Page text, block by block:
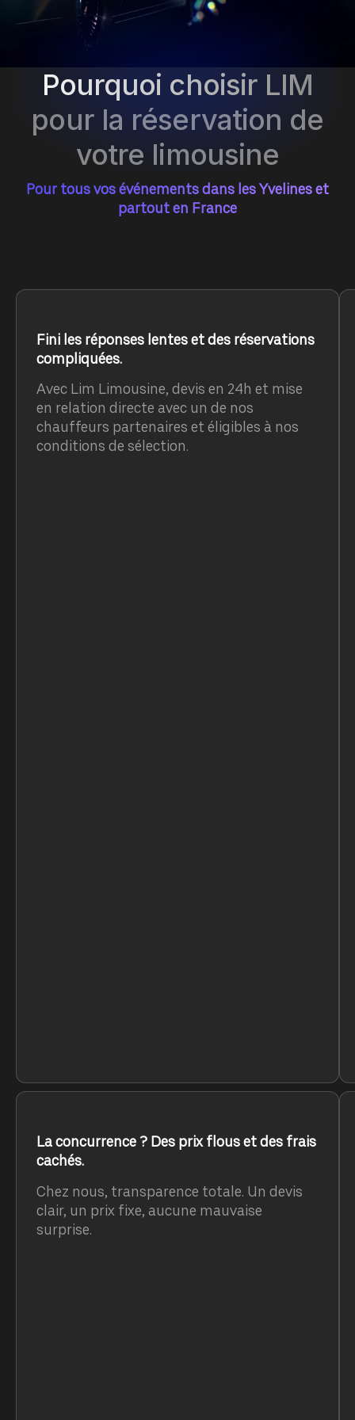
Pourquoi choisir LIM
pour la réservation de
votre limousine
Pour tous vos événements dans les Yvelines et
partout en France
Fini les réponses lentes et des réservations
compliquées.
Avec Lim Limousine, devis en 24h et mise
en relation directe avec un de nos
chauffeurs partenaires et éligibles à nos
conditions de sélection.
La concurrence ? Des prix flous et des frais
cachés.
Chez nous, transparence totale. Un devis
clair, un prix fixe, aucune mauvaise
surprise.